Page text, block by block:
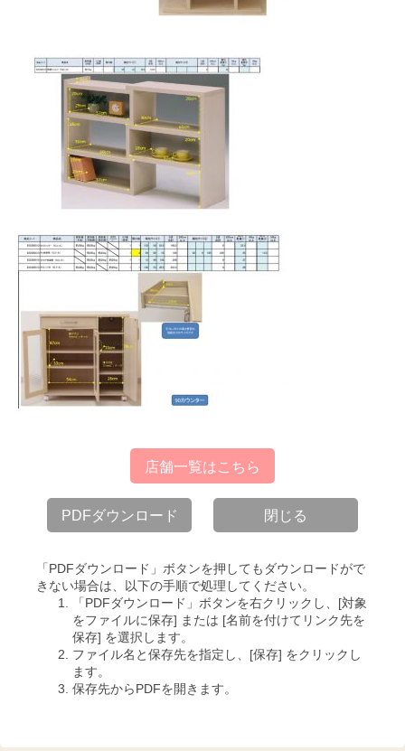
店舗一覧はこちら
PDFダウンロード 閉じる
「PDFダウンロード」ボタンを押してもダウンロードがで
きない場合は、以下の手順で処理してください。
「PDFダウンロード」ボタンを右クリックし、[対象
をファイルに保存] または [名前を付けてリンク先を
保存] を選択します。
ファイル名と保存先を指定し、[保存] をクリックし
ます。
保存先からPDFを開きます。